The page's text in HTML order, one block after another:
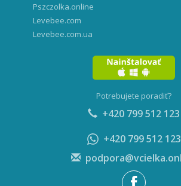
Pszczolka.online
Levebee.com
Levebee.com.ua
Potrebujete poradiť?
+420 799 512 123
+420 799 512 123